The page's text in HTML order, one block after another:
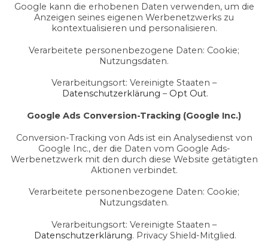
Google kann die erhobenen Daten verwenden, um die
Anzeigen seines eigenen Werbenetzwerks zu
kontextualisieren und personalisieren.
Verarbeitete personenbezogene Daten: Cookie;
Nutzungsdaten.
Verarbeitungsort: Vereinigte Staaten –
Datenschutzerklärung – Opt Out.
Google Ads Conversion-Tracking (Google Inc.)
Conversion-Tracking von Ads ist ein Analysedienst von
Google Inc., der die Daten vom Google Ads-
Werbenetzwerk mit den durch diese Website getätigten
Aktionen verbindet.
Verarbeitete personenbezogene Daten: Cookie;
Nutzungsdaten.
Verarbeitungsort: Vereinigte Staaten –
Datenschutzerklärung. Privacy Shield-Mitglied.